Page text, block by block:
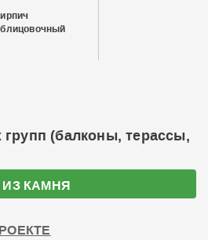
(балконы, терассы,
КАМНЯ